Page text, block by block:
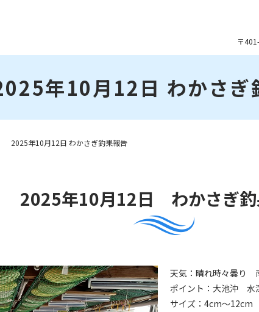
〒
年10月12日 わかさぎ
2025年10月12日 わかさぎ釣果報告
2025年10月12日 わかさぎ釣
天気：晴れ時々曇り
ポイント：大池沖 水
サイズ：4cm～12cm